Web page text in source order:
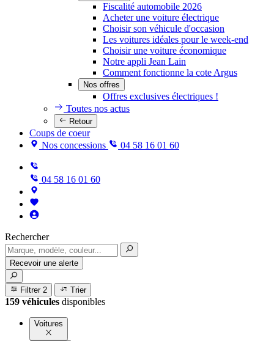
Fiscalité automobile 2026
Acheter une voiture électrique
Choisir son véhicule d'occasion
Les voitures idéales pour le week-end
Choisir une voiture économique
Notre appli Jean Lain
Comment fonctionne la cote Argus
Nos offres
Offres exclusives électriques !
Toutes nos actus
Retour
Coups de coeur
Nos concessions
04 58 16 01 60
04 58 16 01 60
Rechercher
Recevoir une alerte
Filtrer 2 Trier
159 véhicules disponibles
Voitures